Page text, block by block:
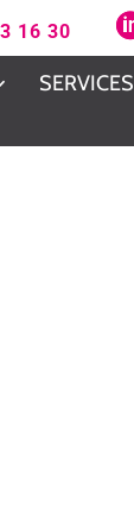
16 30
SERVICES